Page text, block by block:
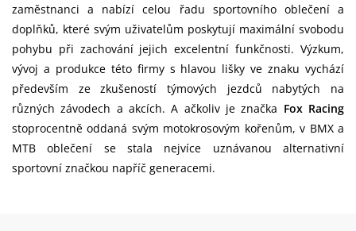
zaměstnanci a nabízí celou řadu sportovního oblečení a
doplňků, které svým uživatelům poskytují maximální svobodu
pohybu při zachování jejich excelentní funkčnosti. Výzkum,
vývoj a produkce této firmy s hlavou lišky ve znaku vychází
především ze zkušeností týmových jezdců nabytých na
různých závodech a akcích. A ačkoliv je značka Fox Racing
stoprocentně oddaná svým motokrosovým kořenům, v BMX a
MTB oblečení se stala nejvíce uznávanou alternativní
sportovní značkou napříč generacemi.